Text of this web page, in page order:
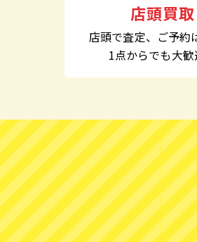
店頭買取
店頭で査定、 ご予約
1点からでも大歓